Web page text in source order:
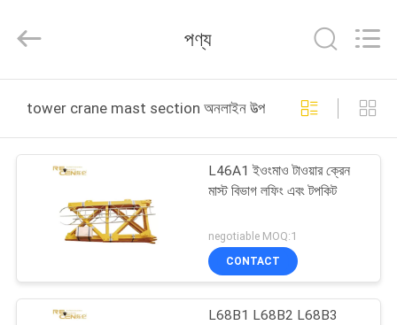
পণ্য
আমাদের
কারখানা
Technology
Rights
পণ্য
tower crane mast section অনলাইন উত্পাদন
L46A1 ইওংমাও টাওয়ার ক্রেন
মাস্ট বিভাগ লফিং এবং টপকিট
negotiable MOQ:1
CONTACT
L68B1 L68B2 L68B3